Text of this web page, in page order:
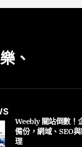
、
Weebly 關站倒數！
備份，網域、SEO
理